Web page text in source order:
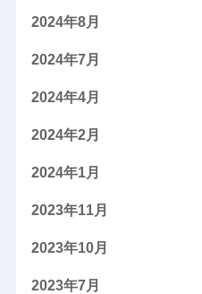
2024年8月
2024年7月
2024年4月
2024年2月
2024年1月
2023年11月
2023年10月
2023年7月